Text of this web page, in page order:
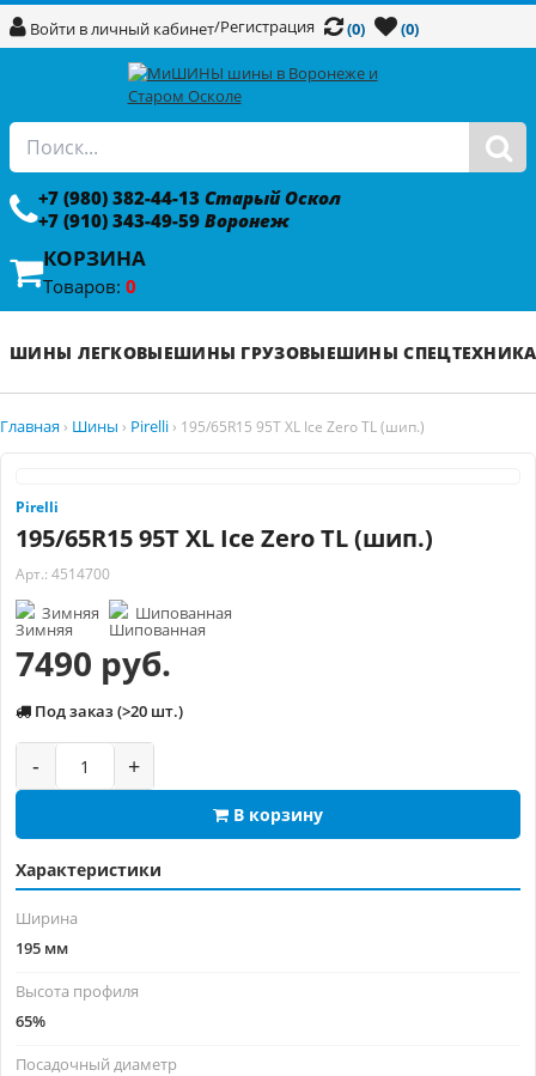
Войти в личный кабинет/Регистрация (0) (0)
+7 (980) 382-44-13 Старый Оскол
+7 (910) 343-49-59 Воронеж
КОРЗИНА
Товаров: 0
ШИНЫ ЛЕГКОВЫЕШИНЫ ГРУЗОВЫЕШИНЫ СПЕЦТЕХНИКА
Главная › Шины › Pirelli › 195/65R15 95T XL Ice Zero TL (шип.)
Pirelli
195/65R15 95T XL Ice Zero TL (шип.)
Арт.: 4514700
Зимняя Шипованная
7490 руб.
Под заказ (>20 шт.)
- +
В корзину
Характеристики
Ширина
195 мм
Высота профиля
65%
Посадочный диаметр